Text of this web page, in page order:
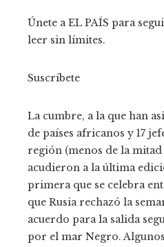
Únete a EL PAÍS para
leer sin límites.
Suscríbete
La cumbre, a la que han
de países africanos y 17
región (menos de la
acudieron a la última
primera que se celebra
que Rusia rechazó la
acuerdo para la salida
por el mar Negro.